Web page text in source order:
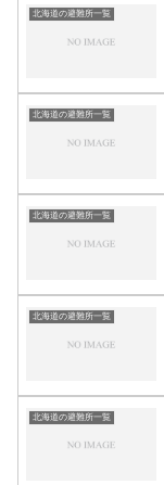
北海道の避難所一覧
北海道の避難所一覧
北海道の避難所一覧
北海道の避難所一覧
北海道の避難所一覧